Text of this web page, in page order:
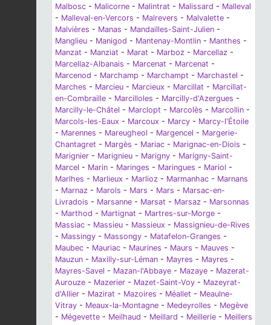
Malbosc - Malicorne - Malintrat - Malissard - Malleval
- Malleval-en-Vercors - Malrevers - Malvalette -
Malvières - Manas - Mandailles-Saint-Julien -
Manglieu - Manigod - Mantenay-Montlin - Manthes -
Manzat - Manziat - Marat - Marboz - Marcellaz -
Marcellaz-Albanais - Marcenat - Marcenat -
Marcenod - Marchamp - Marchampt - Marchastel -
Marches - Marcieu - Marcieux - Marcillat - Marcillat-
en-Combraille - Marcilloles - Marcilly-d'Azergues -
Marcilly-le-Châtel - Marclopt - Marcolès - Marcollin -
Marcols-les-Eaux - Marcoux - Marcy - Marcy-l'Étoile
- Marennes - Mareugheol - Margencel - Margerie-
Chantagret - Margès - Mariac - Marignac-en-Diois -
Marignier - Marignieu - Marigny - Marigny-Saint-
Marcel - Marin - Maringes - Maringues - Mariol -
Marlhes - Marlieux - Marlioz - Marmanhac - Marnans
- Marnaz - Marols - Mars - Mars - Marsac-en-
Livradois - Marsanne - Marsat - Marsaz - Marsonnas
- Marthod - Martignat - Martres-sur-Morge -
Massiac - Massieu - Massieux - Massignieu-de-Rives
- Massingy - Massongy - Matafelon-Granges -
Maubec - Mauriac - Maurines - Maurs - Mauves -
Mauzun - Maxilly-sur-Léman - Mayres - Mayres -
Mayres-Savel - Mazan-l'Abbaye - Mazaye - Mazerat-
Aurouze - Mazerier - Mazet-Saint-Voy - Mazeyrat-
d'Allier - Mazirat - Mazoires - Méallet - Meaulne-
Vitray - Meaux-la-Montagne - Medeyrolles - Megève
- Mégevette - Meilhaud - Meillard - Meillerie - Meillers